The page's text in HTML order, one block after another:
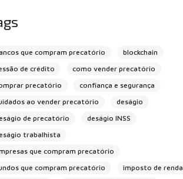
que compram precatório
blockchain
de crédito
como vender precatório
precatório
confiança e segurança
ao vender precatório
deságio
de precatório
deságio INSS
trabalhista
que compram precatório
que compram precatório
imposto de renda